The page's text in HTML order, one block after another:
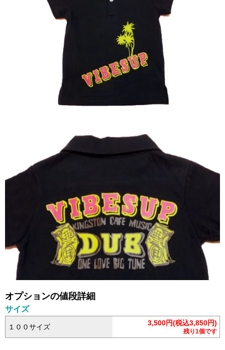
オプションの値段詳細
サイズ
１００サイズ 3,500円(税込3,850円)
残り1個です